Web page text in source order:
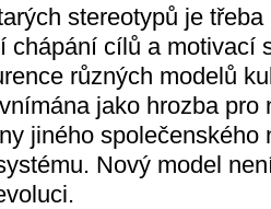
stereotypů je
chápání cílů a motivací
různých modelů
jako hrozba pro
jiného společenského
Nový model